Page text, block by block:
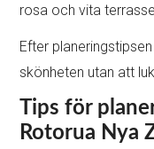
rosa och vita
Efter
skönheten utan att
Tips för
Rotorua Nya